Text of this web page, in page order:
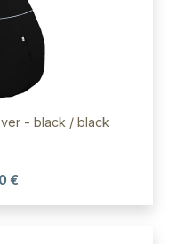
- black / black
€